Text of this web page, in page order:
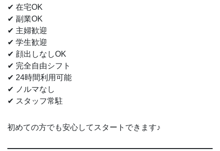
✔ 在宅OK
✔ 副業OK
✔ 主婦歓迎
✔ 学生歓迎
✔ 顔出しなしOK
✔ 完全自由シフト
✔ 24時間利用可能
✔ ノルマなし
✔ スタッフ常駐
初めての方でも安心してスタートできます♪